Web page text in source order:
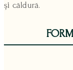
și căldură.